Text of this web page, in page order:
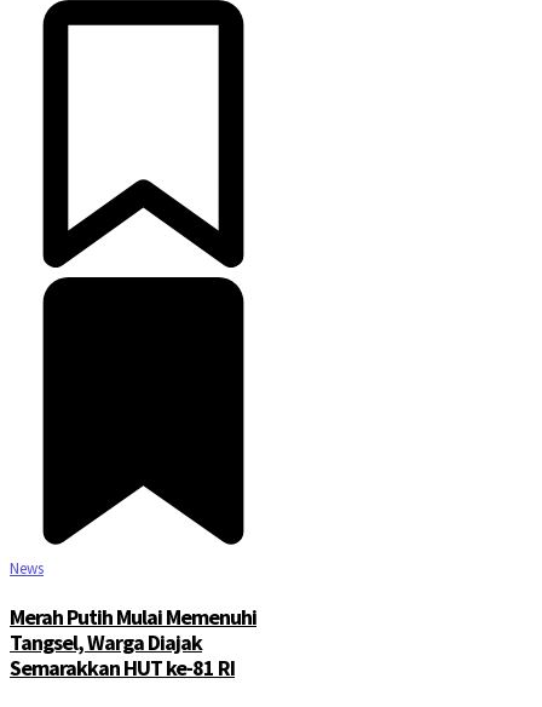
News
Merah Putih Mulai Memenuhi
Tangsel, Warga Diajak
Semarakkan HUT ke-81 RI